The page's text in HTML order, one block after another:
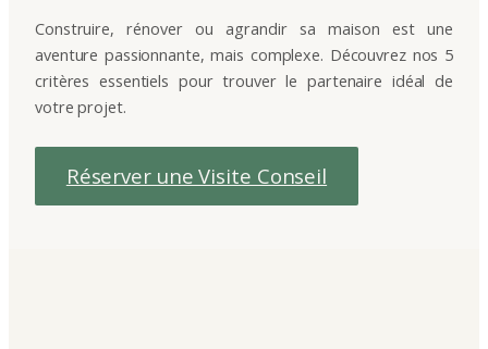
Construire, rénover ou agrandir sa maison est une
aventure passionnante, mais complexe. Découvrez nos 5
critères essentiels pour trouver le partenaire idéal de
votre projet.
Réserver une Visite Conseil